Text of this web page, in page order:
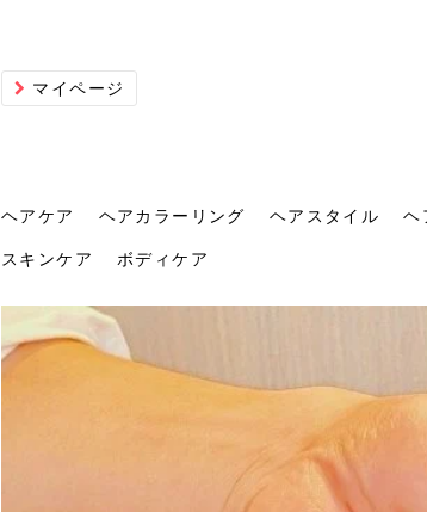
マイページ
ヘアケア
トリートメン
ヘアカラーリング
髪のくすみが
ヘアスタイル
2026年のショ
ヘ
美容室に行く
ヘッドスパの
髪を育てるに
発酵エキスシ
ミニマリスト
針で小顔を目
化粧ノリが変
2026年運気ア
スキンケア
スキンケア
ボディケア
ボディケア